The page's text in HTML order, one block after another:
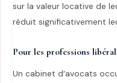
sur la valeur locative de
réduit significativement
Pour les professions
Un cabinet d’avocats